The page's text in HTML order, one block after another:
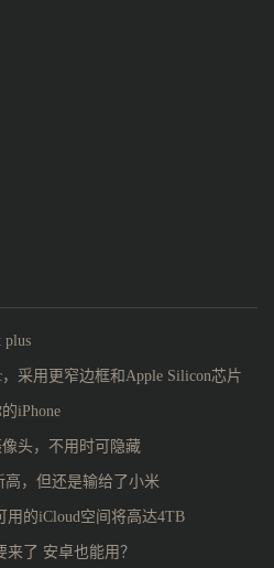
plus
采用更窄边框和Apple Silicon芯片
iPhone
头，不用时可隐藏
高，但还是输给了小米
用的iCloud空间将高达4TB
来了 安卓也能用？